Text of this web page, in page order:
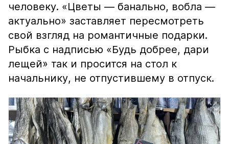
человеку. «Цветы — банально, вобла —
актуально» заставляет пересмотреть
свой взгляд на романтичные подарки.
Рыбка с надписью «Будь добрее, дари
лещей» так и просится на стол к
начальнику, не отпустившему в отпуск.